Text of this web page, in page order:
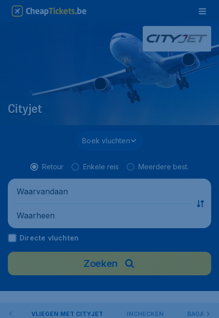
Cityjet
Boek vluchten
Retour Enkele reis Meerdere best.
Waarvandaan
Waarheen
Directe vluchten
Zoeken
VLIEGEN MET CITYJET INCHECKEN BAGAGE